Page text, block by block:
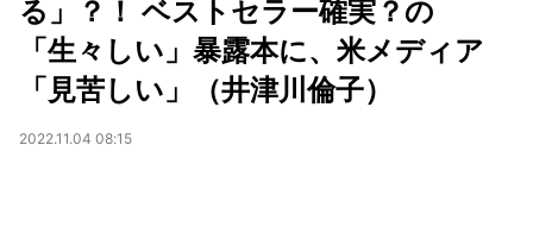
る」？！ ベストセラー確実？の
「生々しい」暴露本に、米メディア
「見苦しい」（井津川倫子）
2022.11.04 08:15